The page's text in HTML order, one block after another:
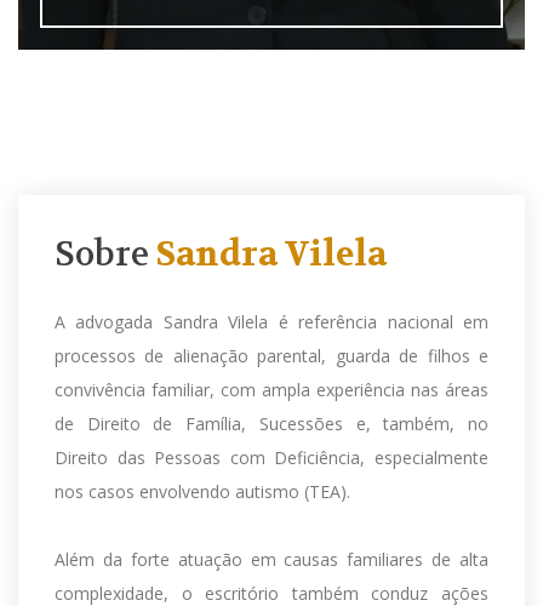
Sobre Sandra Vilela
A advogada Sandra Vilela é referência nacional em
processos de alienação parental, guarda de filhos e
convivência familiar, com ampla experiência nas áreas
de Direito de Família, Sucessões e, também, no
Direito das Pessoas com Deficiência, especialmente
nos casos envolvendo autismo (TEA).
Além da forte atuação em causas familiares de alta
complexidade, o escritório também conduz ações